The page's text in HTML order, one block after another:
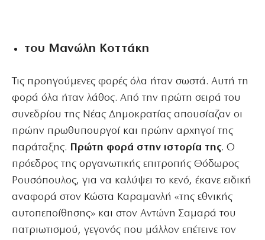
του Μανώλη Κοττάκη
Τις προηγούμενες φορές όλα ήταν σωστά. Αυτή τη
φορά όλα ήταν λάθος. Από την πρώτη σειρά του
συνεδρίου της Νέας Δημοκρατίας απουσίαζαν οι
πρώην πρωθυπουργοί και πρώην αρχηγοί της
παράταξης. Πρώτη φορά στην ιστορία της. Ο
πρόεδρος της οργανωτικής επιτροπής Θόδωρος
Ρουσόπουλος, για να καλύψει το κενό, έκανε ειδική
αναφορά στον Κώστα Καραμανλή «της εθνικής
αυτοπεποίθησης» και στον Αντώνη Σαμαρά του
πατριωτισμού, γεγονός που μάλλον επέτεινε τον